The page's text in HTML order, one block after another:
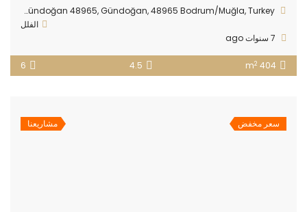
Küçükbük Sahil Şeridi Küme Evleri No:1 Seba Gliss Rezidans Gündoğan 48965, Gündoğan, 48965 Bodrum/Muğla, Turkey
الفلل
404 m
2
4.5
6
سعر مخفض مشاريعنا